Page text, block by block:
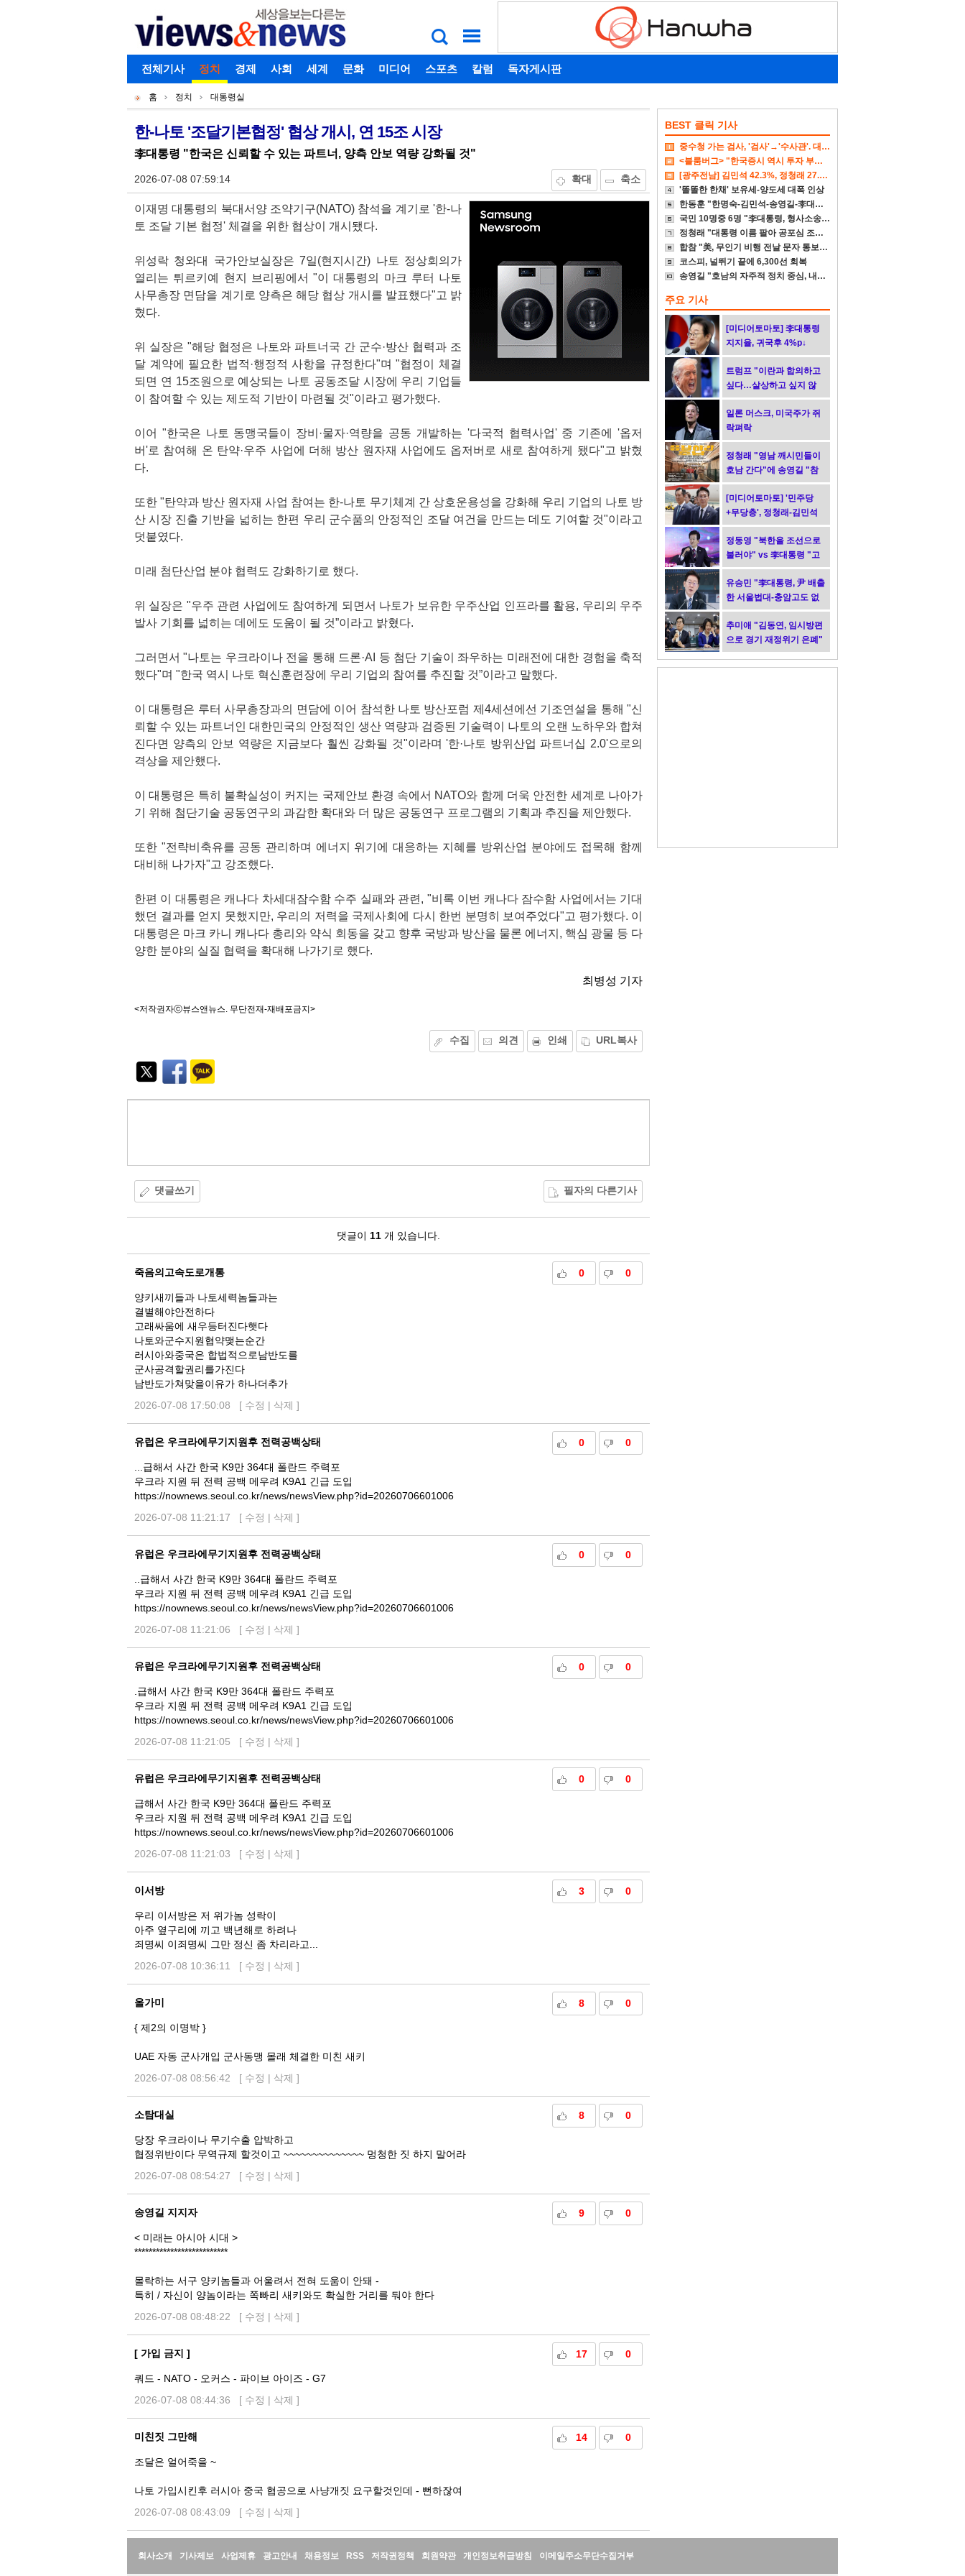
개
별
메
뉴
로그인 회원가입 아이디찾기 비밀번호찾기
주
메
뉴
전체기사 정치 경제 사회 세계 문화 미디어 스포츠 칼럼 독자게시판
현
재
위
치
홈 정치 대통령실
기
사
본
문
한-나토 '조달기본협정' 협상 개시, 연 15조 시장
李대통령 "한국은 신뢰할 수 있는 파트너, 양측 안보 역량 강화될 것"
2026-07-08 07:59:14 확대 축소
이재명 대통령의 북대서양 조약기구(NATO) 참석을 계기로 '한-나
토 조달 기본 협정' 체결을 위한 협상이 개시됐다.
위성락 청와대 국가안보실장은 7일(현지시간) 나토 정상회의가
열리는 튀르키예 현지 브리핑에서 "이 대통령의 마크 루터 나토
사무총장 면담을 계기로 양측은 해당 협상 개시를 발표했다"고 밝
혔다.
위 실장은 "해당 협정은 나토와 파트너국 간 군수·방산 협력과 조
달 계약에 필요한 법적·행정적 사항을 규정한다"며 "협정이 체결
되면 연 15조원으로 예상되는 나토 공동조달 시장에 우리 기업들
이 참여할 수 있는 제도적 기반이 마련될 것"이라고 평가했다.
이어 "한국은 나토 동맹국들이 장비·물자·역량을 공동 개발하는 '다국적 협력사업' 중 기존에 '옵저
버'로 참여해 온 탄약·우주 사업에 더해 방산 원자재 사업에도 옵저버로 새로 참여하게 됐다"고 밝혔
다.
또한 "탄약과 방산 원자재 사업 참여는 한-나토 무기체계 간 상호운용성을 강화해 우리 기업의 나토 방
산 시장 진출 기반을 넓히는 한편 우리 군수품의 안정적인 조달 여건을 만드는 데도 기여할 것"이라고
덧붙였다.
미래 첨단산업 분야 협력도 강화하기로 했다.
위 실장은 "우주 관련 사업에도 참여하게 되면서 나토가 보유한 우주산업 인프라를 활용, 우리의 우주
발사 기회를 넓히는 데에도 도움이 될 것”이라고 밝혔다.
그러면서 "나토는 우크라이나 전을 통해 드론·AI 등 첨단 기술이 좌우하는 미래전에 대한 경험을 축적
했다"며 "한국 역시 나토 혁신훈련장에 우리 기업의 참여를 추진할 것”이라고 말했다.
이 대통령은 루터 사무총장과의 면담에 이어 참석한 나토 방산포럼 제4세션에선 기조연설을 통해 "신
뢰할 수 있는 파트너인 대한민국의 안정적인 생산 역량과 검증된 기술력이 나토의 오랜 노하우와 합쳐
진다면 양측의 안보 역량은 지금보다 훨씬 강화될 것"이라며 '한·나토 방위산업 파트너십 2.0'으로의
격상을 제안했다.
이 대통령은 특히 불확실성이 커지는 국제안보 환경 속에서 NATO와 함께 더욱 안전한 세계로 나아가
기 위해 첨단기술 공동연구의 과감한 확대와 더 많은 공동연구 프로그램의 기획과 추진을 제안했다.
또한 "전략비축유를 공동 관리하며 에너지 위기에 대응하는 지혜를 방위산업 분야에도 접목해 함께
대비해 나가자"고 강조했다.
한편 이 대통령은 캐나다 차세대잠수함 수주 실패와 관련, "비록 이번 캐나다 잠수함 사업에서는 기대
했던 결과를 얻지 못했지만, 우리의 저력을 국제사회에 다시 한번 분명히 보여주었다"고 평가했다. 이
대통령은 마크 카니 캐나다 총리와 약식 회동을 갖고 향후 국방과 방산을 물론 에너지, 핵심 광물 등 다
양한 분야의 실질 협력을 확대해 나가기로 했다.
최병성 기자
<저작권자ⓒ뷰스앤뉴스. 무단전재-재배포금지>
능
수집 의견 인쇄 URL복사
외
댓글쓰기 필자의 다른기사
글
댓글이 11 개 있습니다.
0 0
죽음의고속도로개통
양키새끼들과 나토세력놈들과는
결별해야안전하다
고래싸움에 새우등터진다햇다
나토와군수지원협약맺는순간
러시아와중국은 합법적으로남반도를
군사공격할권리를가진다
남반도가쳐맞을이유가 하나더추가
2026-07-08 17:50:08 [ 수정 | 삭제 ]
0 0
유럽은 우크라에무기지원후 전력공백상태
...급해서 사간 한국 K9만 364대 폴란드 주력포
우크라 지원 뒤 전력 공백 메우려 K9A1 긴급 도입
https://nownews.seoul.co.kr/news/newsView.php?id=20260706601006
2026-07-08 11:21:17 [ 수정 | 삭제 ]
0 0
유럽은 우크라에무기지원후 전력공백상태
..급해서 사간 한국 K9만 364대 폴란드 주력포
우크라 지원 뒤 전력 공백 메우려 K9A1 긴급 도입
https://nownews.seoul.co.kr/news/newsView.php?id=20260706601006
2026-07-08 11:21:06 [ 수정 | 삭제 ]
0 0
유럽은 우크라에무기지원후 전력공백상태
.급해서 사간 한국 K9만 364대 폴란드 주력포
우크라 지원 뒤 전력 공백 메우려 K9A1 긴급 도입
https://nownews.seoul.co.kr/news/newsView.php?id=20260706601006
2026-07-08 11:21:05 [ 수정 | 삭제 ]
0 0
유럽은 우크라에무기지원후 전력공백상태
급해서 사간 한국 K9만 364대 폴란드 주력포
우크라 지원 뒤 전력 공백 메우려 K9A1 긴급 도입
https://nownews.seoul.co.kr/news/newsView.php?id=20260706601006
2026-07-08 11:21:03 [ 수정 | 삭제 ]
3 0
이서방
우리 이서방은 저 위가놈 성락이
아주 옆구리에 끼고 백년해로 하려나
죄명씨 이죄명씨 그만 정신 좀 차리라고...
2026-07-08 10:36:11 [ 수정 | 삭제 ]
8 0
올가미
{ 제2의 이명박 }
UAE 자동 군사개입 군사동맹 몰래 체결한 미친 새키
2026-07-08 08:56:42 [ 수정 | 삭제 ]
8 0
소탐대실
당장 우크라이나 무기수출 압박하고
협정위반이다 무역규제 할것이고 ~~~~~~~~~~~~~~ 멍청한 짓 하지 말어라
2026-07-08 08:54:27 [ 수정 | 삭제 ]
9 0
송영길 지지자
< 미래는 아시아 시대 >
**************************
몰락하는 서구 양키놈들과 어울려서 전혀 도움이 안돼 -
특히 / 자신이 양놈이라는 쪽빠리 새키와도 확실한 거리를 둬야 한다
2026-07-08 08:48:22 [ 수정 | 삭제 ]
17 0
[ 가입 금지 ]
쿼드 - NATO - 오커스 - 파이브 아이즈 - G7
2026-07-08 08:44:36 [ 수정 | 삭제 ]
14 0
미친짓 그만해
조달은 얼어죽을 ~
나토 가입시킨후 러시아 중국 협공으로 사냥개짓 요구할것인데 - 뻔하잖여
2026-07-08 08:43:09 [ 수정 | 삭제 ]
BEST 클릭 기사
중수청 가는 검사, '검사'→'수사관'. 대다수 기피
<블룸버그> "한국증시 역시 투자 부적합 국가"
[광주전남] 김민석 42.3%, 정청래 27.7%, 송영길 13.8%
'똘똘한 한채' 보유세-양도세 대폭 인상
한동훈 "한명숙-김민석-송영길-李대통령 뭐가 억울하냐"
국민 10명중 6명 "李대통령, 형사소송법 거부권 행사해야"
정청래 "대통령 이름 팔아 공포심 조성 대단히 비겁"
합참 "美, 무인기 비행 전날 문자 통보…우리 실무자가 보고 누락"
코스피, 널뛰기 끝에 6,300선 회복
송영길 "호남의 자주적 정치 중심, 내가 다시 세우겠다"
주요 기사
[미디어토마토] 李대통령
지지율, 귀국후 4%p↓
트럼프 "이란과 합의하고
싶다…살상하고 싶지 않
아"
일론 머스크, 미국주가 쥐
락펴락
정청래 "영남 깨시민들이
호남 간다"에 송영길 "참
담"
[미디어토마토] '민주당
+무당층', 정청래-김민석
0.1%p차 초접전
정동영 "북한을 조선으로
불러야" vs 李대통령 "고
민 더 하라"
유승민 "李대통령, 尹 배출
한 서울법대-충암고도 없
애야지?"
추미애 "김동연, 임시방편
으로 경기 재정위기 은폐"
정회사소개 기사제보 사업제휴 광고안내 채용정보 RSS 저작권정책 회원약관 개인정보취급방침 이메일주소무단수집거부